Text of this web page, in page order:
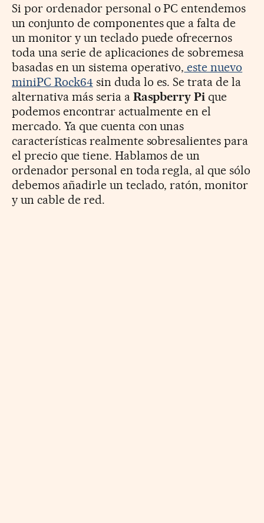
Si por ordenador personal o PC entendemos
un conjunto de componentes que a falta de
un monitor y un teclado puede ofrecernos
toda una serie de aplicaciones de sobremesa
basadas en un sistema operativo, este nuevo
miniPC Rock64sin duda lo es. Se trata de la
alternativa más seria a Raspberry Pi que
podemos encontrar actualmente en el
mercado. Ya que cuenta con unas
características realmente sobresalientes para
el precio que tiene. Hablamos de un
ordenador personal en toda regla, al que sólo
debemos añadirle un teclado, ratón, monitor
y un cable de red.